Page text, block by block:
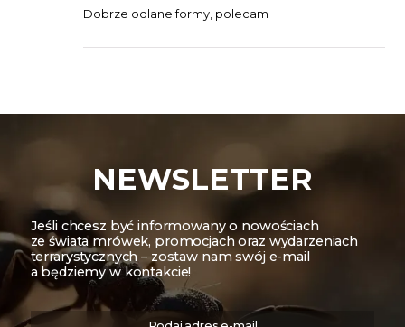
Dobrze odlane formy, polecam
NEWSLETTER
Jeśli chcesz być informowany o nowościach
ze świata mrówek, promocjach oraz wydarzeniach
terrarystycznych – zostaw nam swój e-mail
a będziemy w kontakcie!